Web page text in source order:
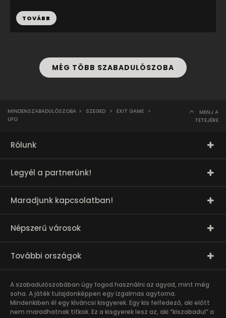
TOVÁBB
MÉG TÖBB SZABADULÓSZOBA
MINDENSZABADULÓSZOBA > SZEGED > EXIT GAME >
UFO
MENJ A
TETEJÉRE
Rólunk
Legyél a partnerünk!
Maradjunk kapcsolatban!
Népszerű városok
További országok
A szabadulószobában úgy fogod használni az agyad, mint még
soha. A játék tulajdonképpen egy izgalmas agytorna.
Mindenkiben él egy kíváncsi kisgyerek. Egy kis felfedező, aki előtt
nem maradhatnak titkok. Ez a kisgyerek lesz az, aki “kiszabadul” a